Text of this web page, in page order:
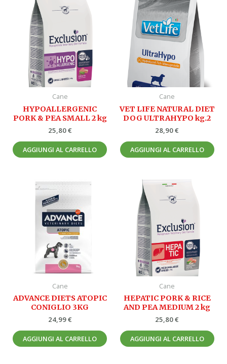
Cane
HYPOALLERGENIC
PORK & PEA SMALL 2 kg
25,80€
AGGIUNGI AL CARRELLO
Cane
VET LIFE NATURAL DIET
DOG ULTRAHYPO kg.2
28,90€
AGGIUNGI AL CARRELLO
Cane
ADVANCE DIETS ATOPIC
CONIGLIO 3KG
24,99€
AGGIUNGI AL CARRELLO
Cane
HEPATIC PORK & RICE
AND PEA MEDIUM 2 kg
25,80€
AGGIUNGI AL CARRELLO